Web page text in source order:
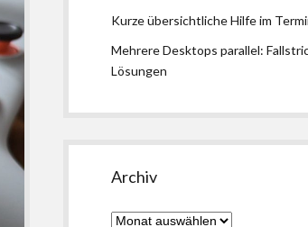
Kurze übersichtliche Hilfe im
Mehrere Desktops parallel:
Lösungen
Archiv
Archiv